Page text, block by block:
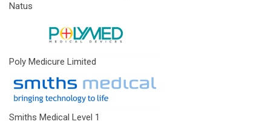
Natus
Poly Medicure Limited
Smiths Medical Level 1